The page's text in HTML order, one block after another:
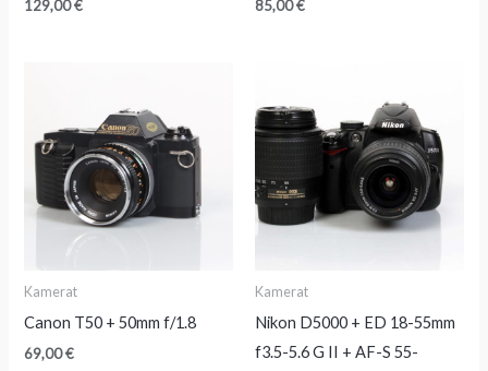
129,00€ 85,00€
Kamerat
Canon T50 + 50mm f/1.8
69,00€
Kamerat
Nikon D5000 + ED 18-55mm
f3.5-5.6 G II + AF-S 55-